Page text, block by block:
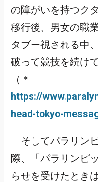
の障がいを持つク
移行後、男女の職
タブー視される中
破って競技を続け
（＊
https://
head-tokyo-
そしてパラリン
際、「パラリンピ
らせを受けたとき